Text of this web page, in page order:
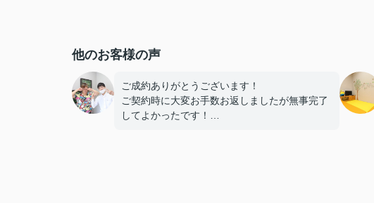
他のお客様の声
ご成約ありがとうございます！
ご契約時に大変お手数お返しましたが無事完了
してよかったです！